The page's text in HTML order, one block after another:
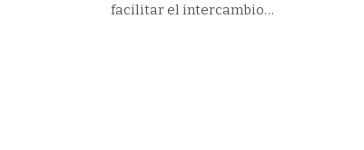
facilitar el intercambio…